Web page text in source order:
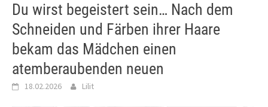
Du wirst begeistert sein… Nach dem
Schneiden und Färben ihrer Haare
bekam das Mädchen einen
atemberaubenden neuen
18.02.2026 Lilit